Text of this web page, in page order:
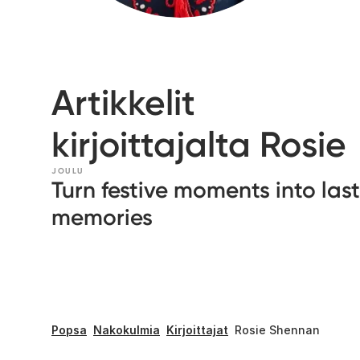
Artikkelit
kirjoittajalta Rosie
JOULU
Turn festive moments into
memories
Popsa Nakokulmia Kirjoittajat Rosie Shennan